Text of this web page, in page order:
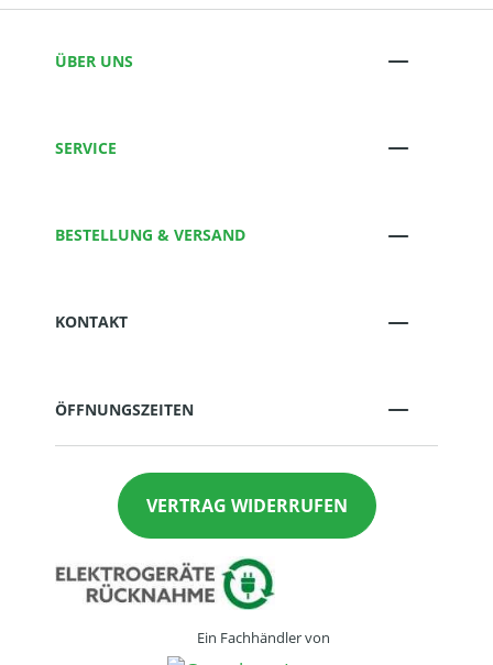
ÜBER UNS
SERVICE
BESTELLUNG & VERSAND
KONTAKT
ÖFFNUNGSZEITEN
VERTRAG WIDERRUFEN
Ein Fachhändler von